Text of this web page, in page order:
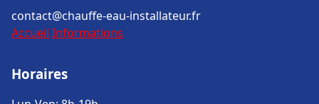
contact@chauffe-eau-installateur.fr
Accueil Informations
Horaires